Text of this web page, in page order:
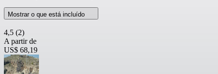
Mostrar o que está incluído
4,5 (2)
A partir de
US$ 68,19